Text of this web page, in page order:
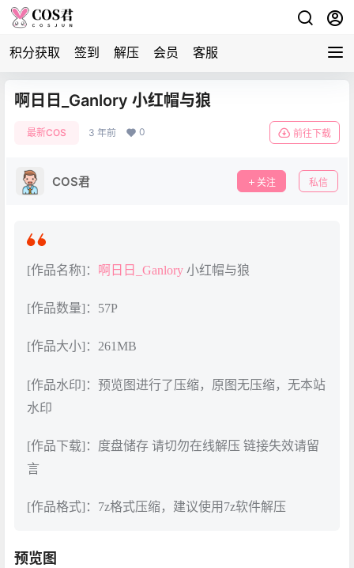
积分获取 签到 解压 会员 客服
啊日日_Ganlory 小红帽与狼
最新COS 3 年前 0 前往下载
COS君 关注 私信
[作品名称]： 啊日日_Ganlory 小红帽与狼
[作品数量]：57P
[作品大小]：261MB
[作品水印]：预览图进行了压缩，原图无压缩，无本站
水印
[作品下载]：度盘储存 请切勿在线解压 链接失效请留
言
[作品格式]：7z格式压缩，建议使用7z软件解压
预览图